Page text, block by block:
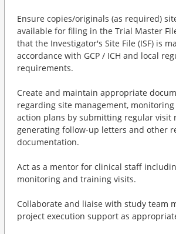
Ensure copies/originals (as required)
available for filing in the Trial Master
that the Investigator's Site File (ISF) is
accordance with GCP / ICH and local
requirements.
Create and maintain appropriate
regarding site management,
action plans by submitting regular visit
generating follow-up letters and other
documentation.
Act as a mentor for clinical staff
monitoring and training visits.
Collaborate and liaise with study team
project execution support as